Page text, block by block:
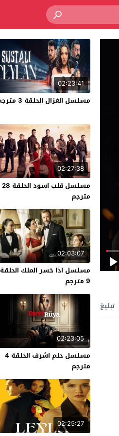
تبليغ
02:23:41
مسلسل الغزال الحلقة 3 مترجم
02:27:38
مسلسل قلب اسود الحلقة 28
مترجم
02:03:07
مسلسل اذا خسر الملك الحلقة
9 مترجم
02:23:05
مسلسل حلم اشرف الحلقة 4
مترجم
02:25:27